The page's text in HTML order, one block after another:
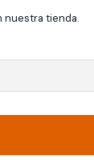
nuestra tienda.
1968